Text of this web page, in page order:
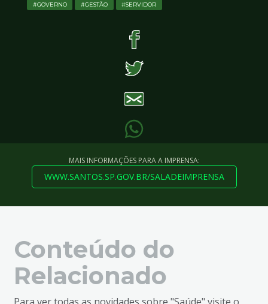
GOVERNO GESTÃO SERVIDOR
MAIS INFORMAÇÕES PARA A IMPRENSA:
WWW.SANTOS.SP.GOV.BR/SALADEIMPRENSA
Conteúdo do
Relacionado